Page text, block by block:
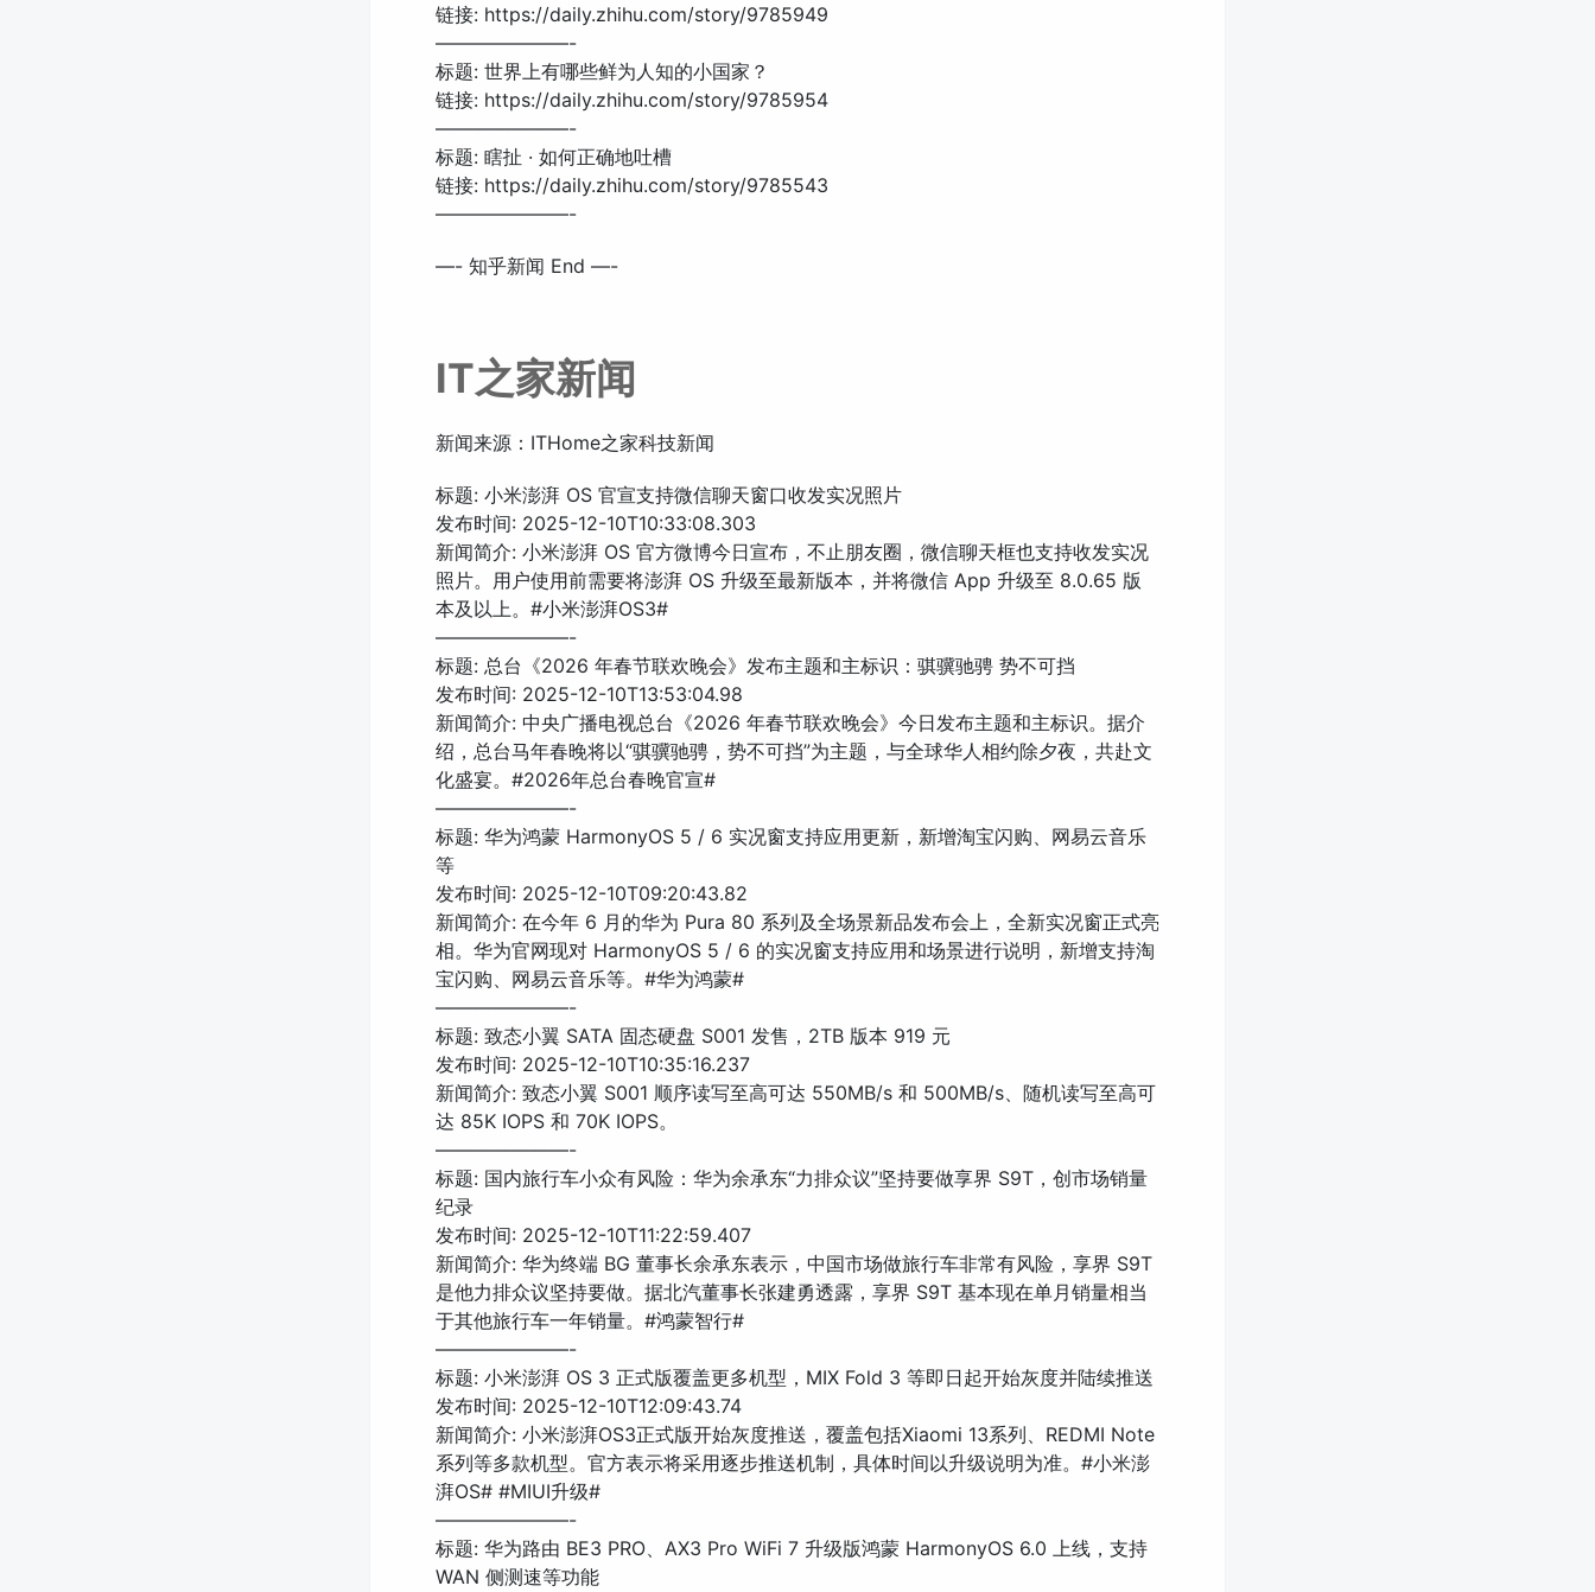
链接: https://daily.zhihu.com/story/9785949
———————-
标题: 世界上有哪些鲜为人知的小国家？
链接: https://daily.zhihu.com/story/9785954
———————-
标题: 瞎扯 · 如何正确地吐槽
链接: https://daily.zhihu.com/story/9785543
———————-
—- 知乎新闻 End —-
IT之家新闻
新闻来源：ITHome之家科技新闻
标题: 小米澎湃 OS 官宣支持微信聊天窗口收发实况照片
发布时间: 2025-12-10T10:33:08.303
新闻简介: 小米澎湃 OS 官方微博今日宣布，不止朋友圈，微信聊天框也支持收发实况
照片。用户使用前需要将澎湃 OS 升级至最新版本，并将微信 App 升级至 8.0.65 版
本及以上。#小米澎湃OS3#
———————-
标题: 总台《2026 年春节联欢晚会》发布主题和主标识：骐骥驰骋 势不可挡
发布时间: 2025-12-10T13:53:04.98
新闻简介: 中央广播电视总台《2026 年春节联欢晚会》今日发布主题和主标识。据介
绍，总台马年春晚将以“骐骥驰骋，势不可挡”为主题，与全球华人相约除夕夜，共赴文
化盛宴。#2026年总台春晚官宣#
———————-
标题: 华为鸿蒙 HarmonyOS 5 / 6 实况窗支持应用更新，新增淘宝闪购、网易云音乐
等
发布时间: 2025-12-10T09:20:43.82
新闻简介: 在今年 6 月的华为 Pura 80 系列及全场景新品发布会上，全新实况窗正式亮
相。华为官网现对 HarmonyOS 5 / 6 的实况窗支持应用和场景进行说明，新增支持淘
宝闪购、网易云音乐等。#华为鸿蒙#
———————-
标题: 致态小翼 SATA 固态硬盘 S001 发售，2TB 版本 919 元
发布时间: 2025-12-10T10:35:16.237
新闻简介: 致态小翼 S001 顺序读写至高可达 550MB/s 和 500MB/s、随机读写至高可
达 85K IOPS 和 70K IOPS。
———————-
标题: 国内旅行车小众有风险：华为余承东“力排众议”坚持要做享界 S9T，创市场销量
纪录
发布时间: 2025-12-10T11:22:59.407
新闻简介: 华为终端 BG 董事长余承东表示，中国市场做旅行车非常有风险，享界 S9T
是他力排众议坚持要做。据北汽董事长张建勇透露，享界 S9T 基本现在单月销量相当
于其他旅行车一年销量。#鸿蒙智行#
———————-
标题: 小米澎湃 OS 3 正式版覆盖更多机型，MIX Fold 3 等即日起开始灰度并陆续推送
发布时间: 2025-12-10T12:09:43.74
新闻简介: 小米澎湃OS3正式版开始灰度推送，覆盖包括Xiaomi 13系列、REDMI Note
系列等多款机型。官方表示将采用逐步推送机制，具体时间以升级说明为准。#小米澎
湃OS# #MIUI升级#
———————-
标题: 华为路由 BE3 PRO、AX3 Pro WiFi 7 升级版鸿蒙 HarmonyOS 6.0 上线，支持
WAN 侧测速等功能